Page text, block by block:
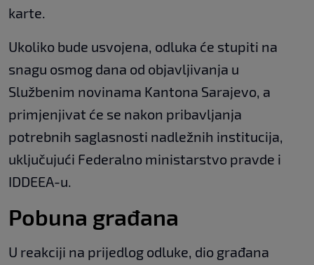
karte.
Ukoliko bude usvojena, odluka će stupiti na
snagu osmog dana od objavljivanja u
Službenim novinama Kantona Sarajevo, a
primjenjivat će se nakon pribavljanja
potrebnih saglasnosti nadležnih institucija,
uključujući Federalno ministarstvo pravde i
IDDEEA-u.
Pobuna građana
U reakciji na prijedlog odluke, dio građana